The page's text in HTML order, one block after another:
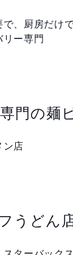
、厨房だけ
リー専門
門の麺
ン店
うどん